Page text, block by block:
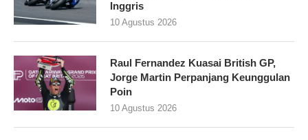
Inggris
10 Agustus 2026
Raul Fernandez Kuasai British GP,
Jorge Martin Perpanjang Keunggulan
Poin
10 Agustus 2026